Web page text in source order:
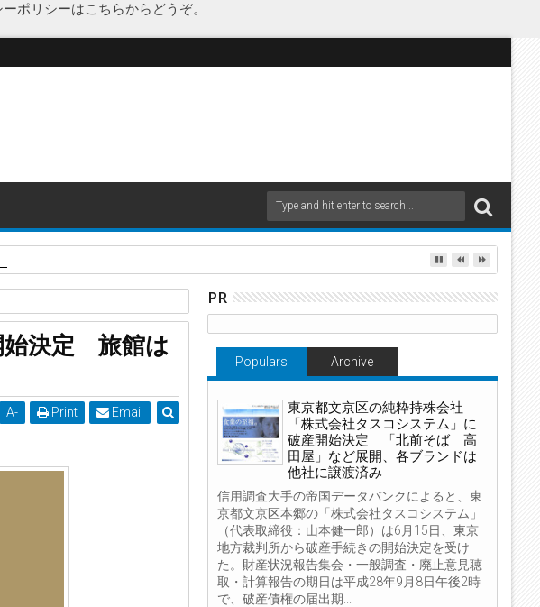
ポリシーはこちらからどうぞ。
清算開始決定 事業はA-Gas Japanが承継
始決定 旅館は
A- Print Email
PR
Populars Archive
東京都文京区の純粋持株会社
「株式会社タスコシステム」に
破産開始決定 「北前そば 高
田屋」など展開、各ブランドは
他社に譲渡済み
信用調査大手の帝国データバンクによると、東
京都文京区本郷の「株式会社タスコシステム」
（代表取締役：山本健一郎）は6月15日、東京
地方裁判所から破産手続きの開始決定を受け
た。財産状況報告集会・一般調査・廃止意見聴
取・計算報告の期日は平成28年9月8日午後2時
で、破産債権の届出期...